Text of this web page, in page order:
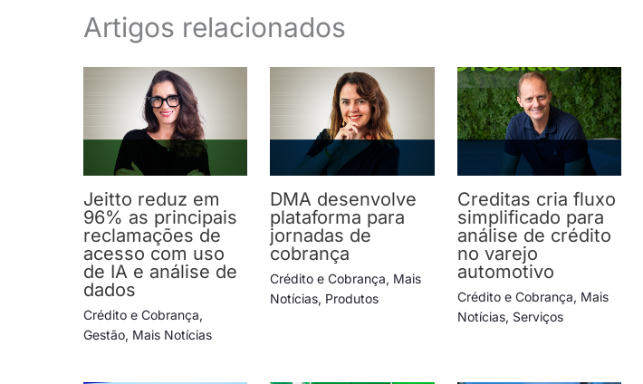
Artigos relacionados
Jeitto reduz em
96% as principais
reclamações de
acesso com uso
de IA e análise de
dados
Crédito e Cobrança,
Gestão, Mais Notícias
DMA desenvolve
plataforma para
jornadas de
cobrança
Crédito e Cobrança, Mais
Notícias, Produtos
Creditas cria fluxo
simplificado para
análise de crédito
no varejo
automotivo
Crédito e Cobrança, Mais
Notícias, Serviços